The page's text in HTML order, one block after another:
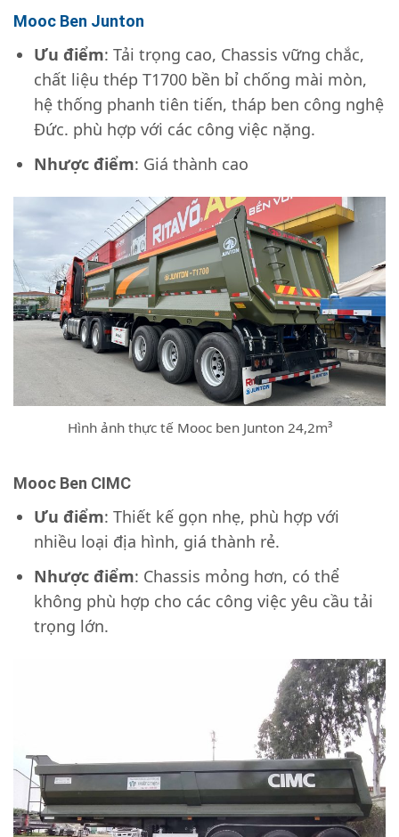
Mooc Ben Junton
Ưu điểm: Tải trọng cao, Chassis vững chắc,
chất liệu thép T1700 bền bỉ chống mài mòn,
hệ thống phanh tiên tiến, tháp ben công nghệ
Đức. phù hợp với các công việc nặng.
Nhược điểm: Giá thành cao
Hình ảnh thực tế Mooc ben Junton 24,2m³
Mooc Ben CIMC
Ưu điểm: Thiết kế gọn nhẹ, phù hợp với
nhiều loại địa hình, giá thành rẻ.
Nhược điểm: Chassis mỏng hơn, có thể
không phù hợp cho các công việc yêu cầu tải
trọng lớn.